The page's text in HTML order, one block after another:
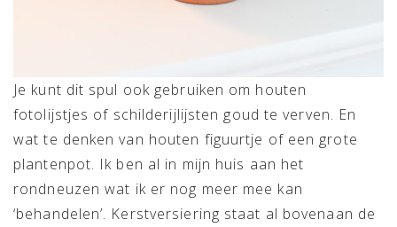
Je kunt dit spul ook gebruiken om houten
fotolijstjes of schilderijlijsten goud te verven. En
wat te denken van houten figuurtje of een grote
plantenpot. Ik ben al in mijn huis aan het
rondneuzen wat ik er nog meer mee kan
‘behandelen’. Kerstversiering staat al bovenaan de